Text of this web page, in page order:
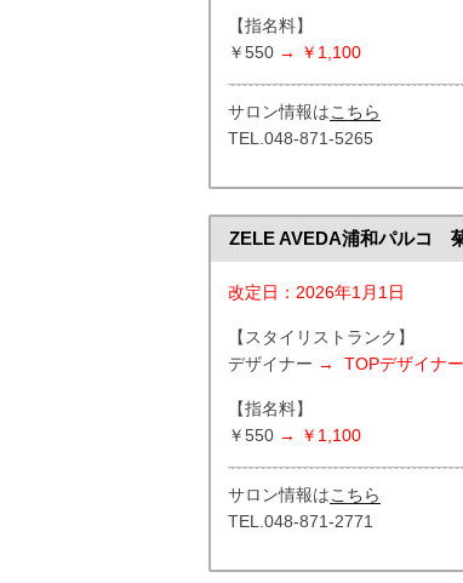
【指名料】
￥550 → ￥1,100
サロン情報はこちら
TEL.048-871-5265
ZELE AVEDA浦和パルコ
改定日：2026年1月1日
【スタイリストランク】
デザイナー → TOPデザイナー
【指名料】
￥550 → ￥1,100
サロン情報はこちら
TEL.048-871-2771